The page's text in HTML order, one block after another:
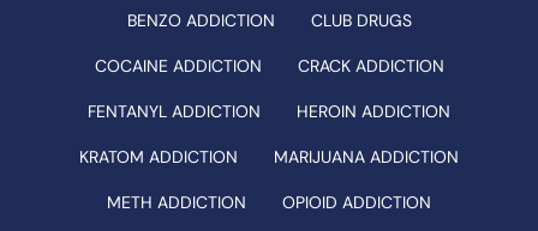
BENZO ADDICTION CLUB DRUGS
COCAINE ADDICTION CRACK ADDICTION
FENTANYL ADDICTION HEROIN ADDICTION
KRATOM ADDICTION MARIJUANA ADDICTION
METH ADDICTION OPIOID ADDICTION